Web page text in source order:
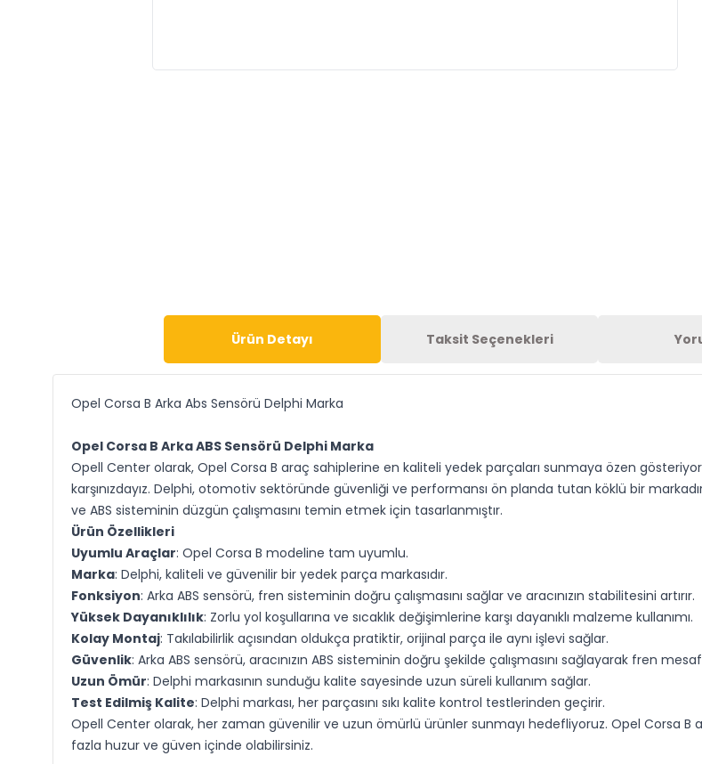
Ürün Detayı Taksit Seçenekleri
Opel Corsa B Arka Abs Sensörü Delphi Marka
Opel Corsa B Arka ABS Sensörü Delphi Marka
Opell Center olarak, Opel Corsa B araç sahiplerine en kaliteli yedek parçaları sunmaya özen
karşınızdayız. Delphi, otomotiv sektöründe güvenliği ve performansı ön planda tutan köklü bir
ve ABS sisteminin düzgün çalışmasını temin etmek için tasarlanmıştır.
Ürün Özellikleri
Uyumlu Araçlar: Opel Corsa B modeline tam uyumlu.
Marka: Delphi, kaliteli ve güvenilir bir yedek parça markasıdır.
Fonksiyon: Arka ABS sensörü, fren sisteminin doğru çalışmasını sağlar ve aracınızın stabilitesini artırır.
Yüksek Dayanıklılık: Zorlu yol koşullarına ve sıcaklık değişimlerine karşı dayanıklı malzeme kullanımı.
Kolay Montaj: Takılabilirlik açısından oldukça pratiktir, orijinal parça ile aynı işlevi sağlar.
Güvenlik: Arka ABS sensörü, aracınızın ABS sisteminin doğru şekilde çalışmasını sağlayarak fren
Uzun Ömür: Delphi markasının sunduğu kalite sayesinde uzun süreli kullanım sağlar.
Test Edilmiş Kalite: Delphi markası, her parçasını sıkı kalite kontrol testlerinden geçirir.
Opell Center olarak, her zaman güvenilir ve uzun ömürlü ürünler sunmayı hedefliyoruz. Opel Corsa B
fazla huzur ve güven içinde olabilirsiniz.